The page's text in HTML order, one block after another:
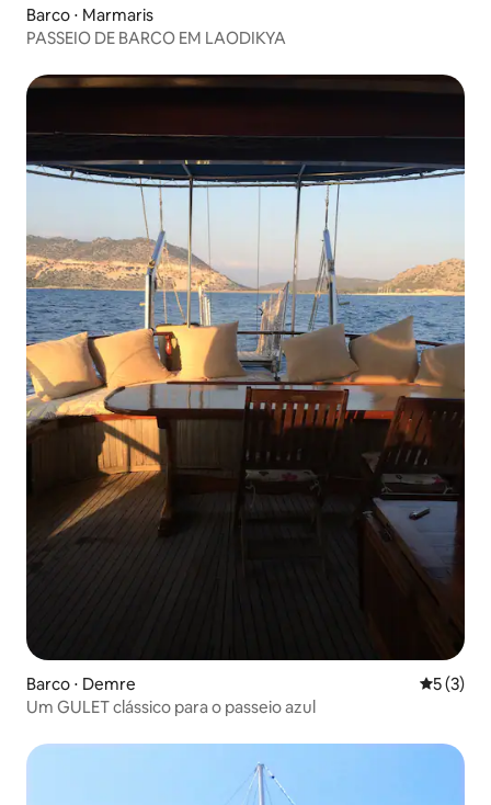
Barco ⋅ Marmaris
PASSEIO DE BARCO EM LAODIKYA
Barco ⋅ Demre 5 de
5 (3)
Um GULET clássico para o passeio azul